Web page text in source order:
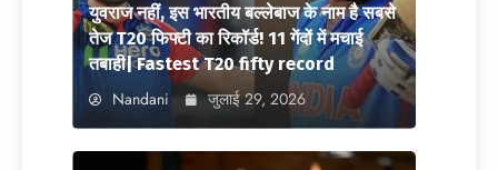
युवराज नहीं, इस भारतीय बल्लेबाज के नाम है सबसे
तेज T20 फिफ्टी का रिकॉर्ड! 11 गेंदों में मचाई
तबाही| Fastest T20 fifty record
Nandani जुलाई 29, 2026